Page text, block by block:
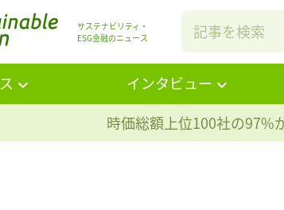
サステナビリティ・
ESG金融のニュース
インタビュー
時価総額上位100社の97%